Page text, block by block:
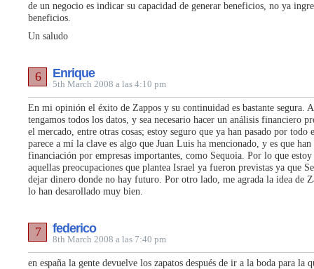
de un negocio es indicar su capacidad de generar beneficios, no ya
beneficios.
Un saludo
Enrique
5th March 2008 a las 4:10 pm
6
En mi opinión el éxito de Zappos y su continuidad es bastante segura.
tengamos todos los datos, y sea necesario hacer un análisis financiero
el mercado, entre otras cosas; estoy seguro que ya han pasado por todo
parece a mí la clave es algo que Juan Luis ha mencionado, y es que
financiación por empresas importantes, como Sequoia. Por lo que estoy
aquellas preocupaciones que plantea Israel ya fueron previstas ya que
dejar dinero donde no hay futuro. Por otro lado, me agrada la idea de
lo han desarollado muy bien.
federico
8th March 2008 a las 7:40 pm
7
en españa la gente devuelve los zapatos después de ir a la boda para la